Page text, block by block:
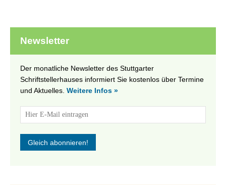
Newsletter
Der monatliche Newsletter des Stuttgarter
Schriftstellerhauses informiert Sie kostenlos über Termine
und Aktuelles. Weitere Infos »